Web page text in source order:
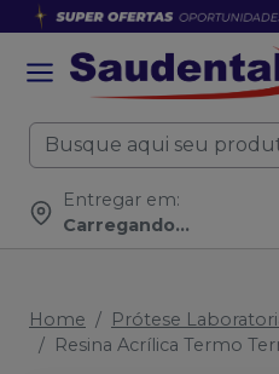
Entregar em:
Carregando...
Home Prótese
Resina Acrílica Termo